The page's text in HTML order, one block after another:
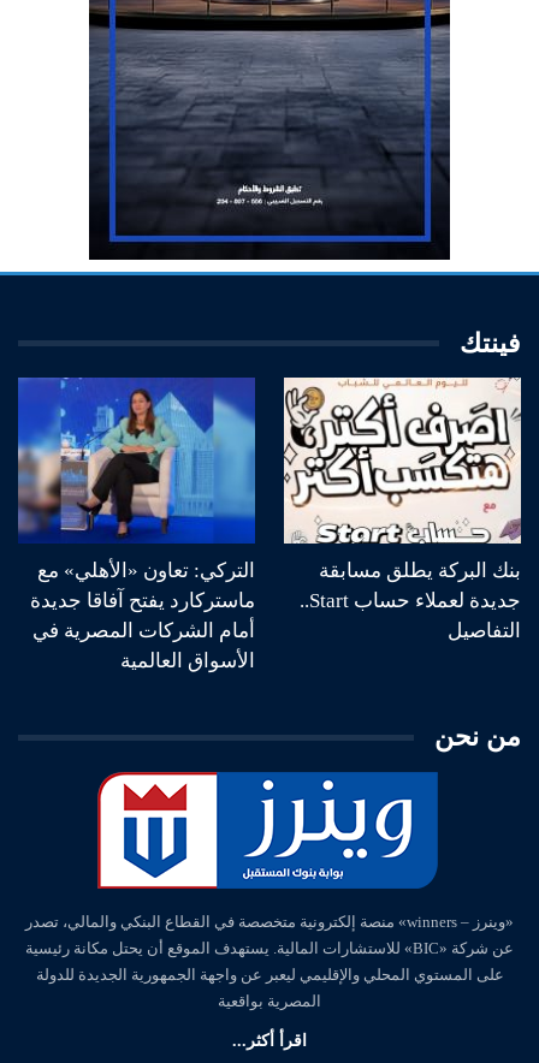
فينتك
بنك البركة يطلق مسابقة
جديدة لعملاء حساب Start..
التفاصيل
التركي: تعاون «الأهلي» مع
ماستركارد يفتح آفاقا جديدة
أمام الشركات المصرية في
الأسواق العالمية
من نحن
«وينرز – winners» منصة إلكترونية متخصصة في القطاع البنكي والمالي، تصدر
عن شركة «BIC» للاستشارات المالية. يستهدف الموقع أن يحتل مكانة رئيسية
على المستوي المحلي والإقليمي ليعبر عن واجهة الجمهورية الجديدة للدولة
المصرية بواقعية
اقرأ أكثر...